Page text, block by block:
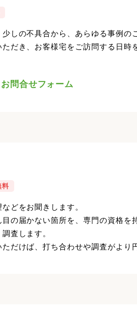
しの不具合から、あらゆる事例の
だき、お客様宅をご訪問する日時
お問合せフォーム
料
どをお聞きします。
の届かない箇所を、専門の資格を
査します。
だけば、打ち合わせや調査がより